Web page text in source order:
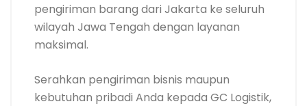
pengiriman barang dari Jakarta ke seluruh
wilayah Jawa Tengah dengan layanan
maksimal.
Serahkan pengiriman bisnis maupun
kebutuhan pribadi Anda kepada GC Logistik,